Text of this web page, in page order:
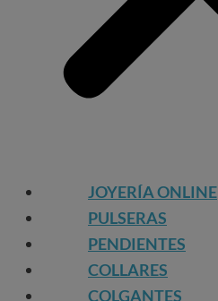
JOYERÍA ONLINE
PULSERAS
PENDIENTES
COLLARES
COLGANTES